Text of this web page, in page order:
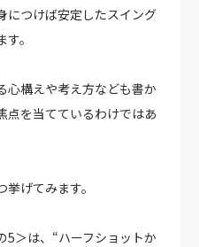
につけば安定したスイング
。
心構えや考え方なども書か
点を当てているわけではあ
げてみます。
5＞は、“ハーフショットか